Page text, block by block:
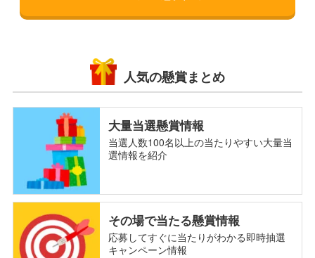
人気の懸賞まとめ
大量当選懸賞情報
当選人数100名以上の当たりやすい大量当
選情報を紹介
その場で当たる懸賞情報
応募してすぐに当たりがわかる即時抽選
キャンペーン情報